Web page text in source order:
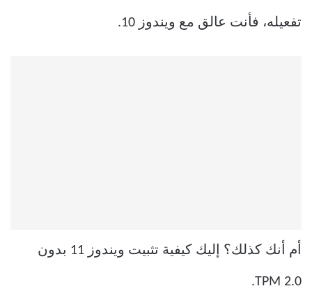
تفعيله، فأنت عالق مع ويندوز 10.
أم أنك كذلك؟ إليك كيفية تثبيت ويندوز 11 بدون
TPM 2.0.